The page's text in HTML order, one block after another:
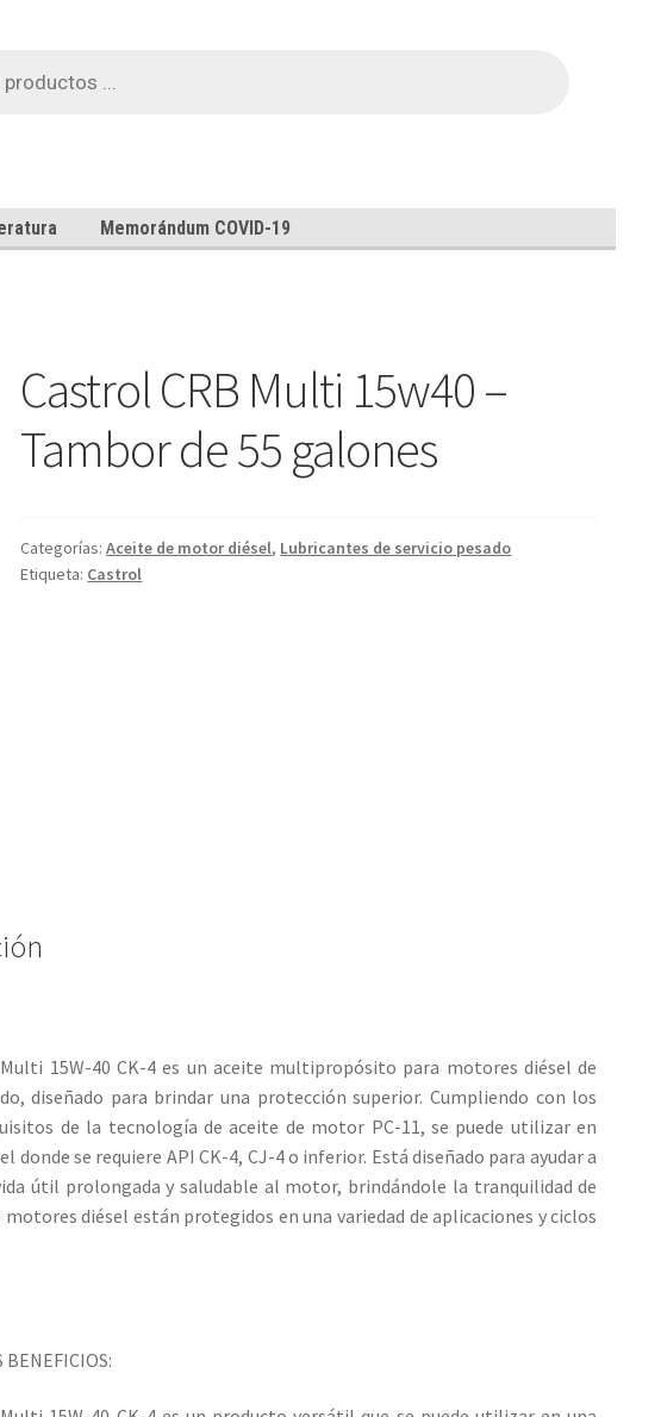
Memorándum COVID-19
Castrol CRB Multi 15w40 –
Tambor de 55 galones
Categorías:Aceite de motor diésel, Lubricantes de servicio pesado
Etiqueta: Castrol
15W-40 CK-4 es un aceite multipropósito para motores diésel de
diseñado para brindar una protección superior. Cumpliendo con los
de la tecnología de aceite de motor PC-11, se puede utilizar en
donde se requiere API CK-4, CJ-4 o inferior. Está diseñado para ayudar a
útil prolongada y saludable al motor, brindándole la tranquilidad de
motores diésel están protegidos en una variedad de aplicaciones y ciclos
BENEFICIOS: